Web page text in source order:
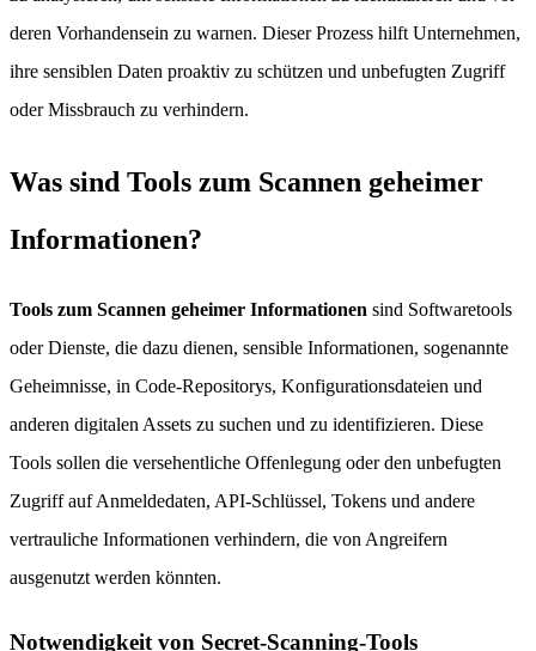
deren Vorhandensein zu warnen. Dieser Prozess hilft Unternehmen,
ihre sensiblen Daten proaktiv zu schützen und unbefugten Zugriff
oder Missbrauch zu verhindern.
Was sind Tools zum Scannen geheimer
Informationen?
Tools zum Scannen geheimer Informationen sind Softwaretools
oder Dienste, die dazu dienen, sensible Informationen, sogenannte
Geheimnisse, in Code-Repositorys, Konfigurationsdateien und
anderen digitalen Assets zu suchen und zu identifizieren. Diese
Tools sollen die versehentliche Offenlegung oder den unbefugten
Zugriff auf Anmeldedaten, API-Schlüssel, Tokens und andere
vertrauliche Informationen verhindern, die von Angreifern
ausgenutzt werden könnten.
Notwendigkeit von Secret-Scanning-Tools